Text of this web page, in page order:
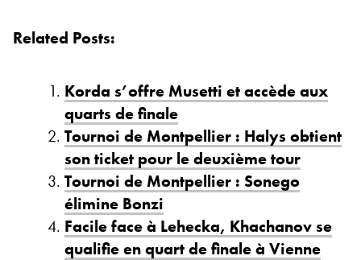
Related Posts:
Korda s’offre Musetti et accède aux
quarts de finale
Tournoi de Montpellier : Halys obtient
son ticket pour le deuxième tour
Tournoi de Montpellier : Sonego
élimine Bonzi
Facile face à Lehecka, Khachanov se
qualifie en quart de finale à Vienne